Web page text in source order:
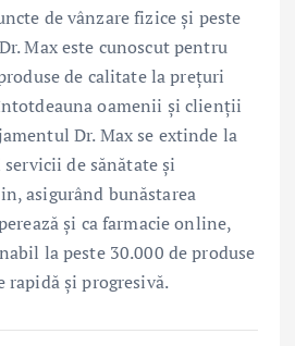
de vânzare fizice și peste
Max este cunoscut pentru
de calitate la prețuri
oamenii și clienții
Dr. Max se extinde la
de sănătate și
asigurând bunăstarea
și ca farmacie online,
la peste 30.000 de produse
rapidă și progresivă.